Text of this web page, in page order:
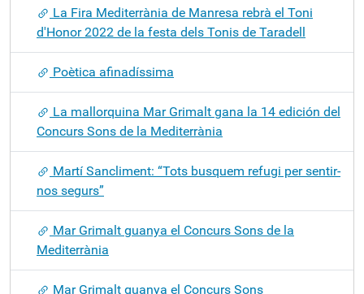
La Fira Mediterrània de Manresa rebrà el Toni
d'Honor 2022 de la festa dels Tonis de Taradell
Poètica afinadíssima
La mallorquina Mar Grimalt gana la 14 edición del
Concurs Sons de la Mediterrània
Martí Sancliment: “Tots busquem refugi per sentir-
nos segurs”
Mar Grimalt guanya el Concurs Sons de la
Mediterrània
Mar Grimalt guanya el Concurs Sons